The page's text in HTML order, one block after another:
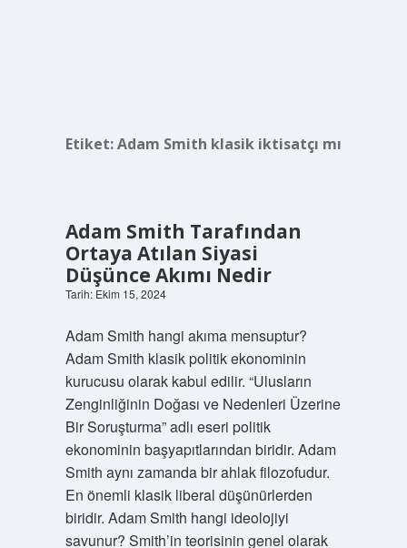
Etiket:Adam Smith klasik iktisatçı mı
Adam Smith Tarafından
Ortaya Atılan Siyasi
Düşünce Akımı Nedir
Tarih: Ekim 15, 2024
Adam Smith hangi akıma mensuptur?
Adam Smith klasik politik ekonominin
kurucusu olarak kabul edilir. “Ulusların
Zenginliğinin Doğası ve Nedenleri Üzerine
Bir Soruşturma” adlı eseri politik
ekonominin başyapıtlarından biridir. Adam
Smith aynı zamanda bir ahlak filozofudur.
En önemli klasik liberal düşünürlerden
biridir. Adam Smith hangi ideolojiyi
savunur? Smith’in teorisinin genel olarak